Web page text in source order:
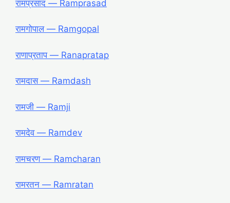
रामप्रसाद ― Ramprasad
रामगोपाल ― Ramgopal
राणाप्रताप ― Ranapratap
रामदास ― Ramdash
रामजी ― Ramji
रामदेव ― Ramdev
रामचरण ― Ramcharan
रामरतन ― Ramratan